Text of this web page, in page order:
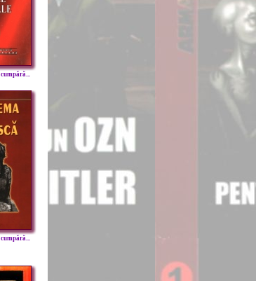
cumpără...
cumpără...